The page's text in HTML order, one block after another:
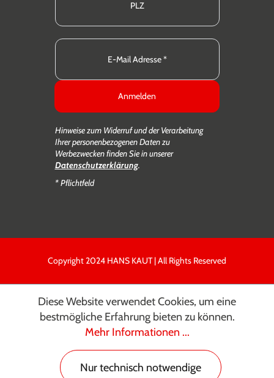
Anmelden
Hinweise zum Widerruf und der Verarbeitung
Ihrer personenbezogenen Daten zu
Werbezwecken finden Sie in unserer
Datenschutzerklärung.
* Pflichtfeld
Copyright 2024 HANS KAUT | All Rights Reserved
Diese Website verwendet Cookies, um eine
bestmögliche Erfahrung bieten zu können.
Mehr Informationen ...
Nur technisch notwendige